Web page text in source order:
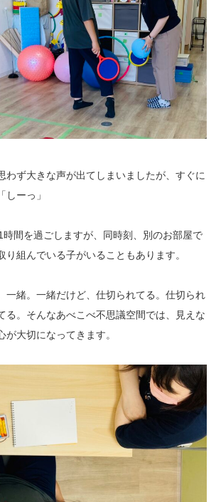
わず大きな声が出てしまいましたが、すぐに
しーっ」
時間を過ごしますが、同時刻、別のお部屋で
り組んでいる子がいることもあります。
一緒。一緒だけど、仕切られてる。仕切られ
る。そんなあべこべ不思議空間では、見えな
が大切になってきます。